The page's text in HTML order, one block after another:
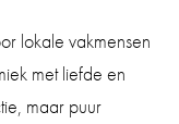
lokale vakmensen
met liefde en
maar puur